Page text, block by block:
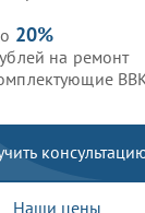
20%
на ремонт
Наши цены